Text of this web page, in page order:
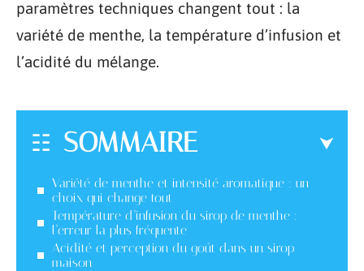
paramètres techniques changent tout : la
variété de menthe, la température d’infusion et
l’acidité du mélange.
SOMMAIRE
Variété de menthe et intensité aromatique : un
choix qui change tout
Température d’infusion du sirop de menthe :
l’erreur la plus fréquente
Acidité et perception du goût dans un sirop
maison